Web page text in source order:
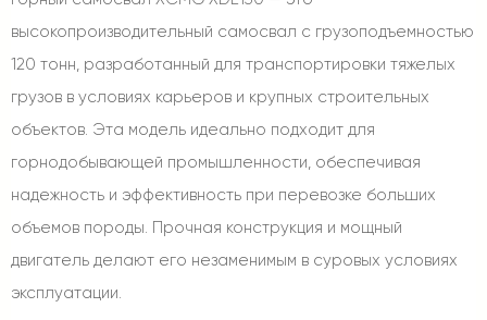
высокопроизводительный самосвал с грузоподъемностью
120 тонн, разработанный для транспортировки тяжелых
грузов в условиях карьеров и крупных строительных
объектов. Эта модель идеально подходит для
горнодобывающей промышленности, обеспечивая
надежность и эффективность при перевозке больших
объемов породы. Прочная конструкция и мощный
двигатель делают его незаменимым в суровых условиях
эксплуатации.